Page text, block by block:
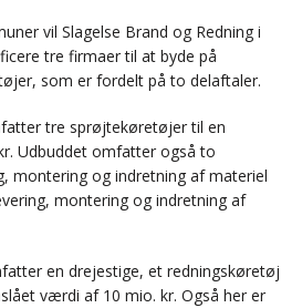
vil Slagelse Brand og Redning i
tre firmaer til at byde på
som er fordelt på to delaftaler.
tre sprøjtekøretøjer til en
Udbuddet omfatter også to
montering og indretning af materiel
montering og indretning af
en drejestige, et redningskøretøj
værdi af 10 mio. kr. Også her er